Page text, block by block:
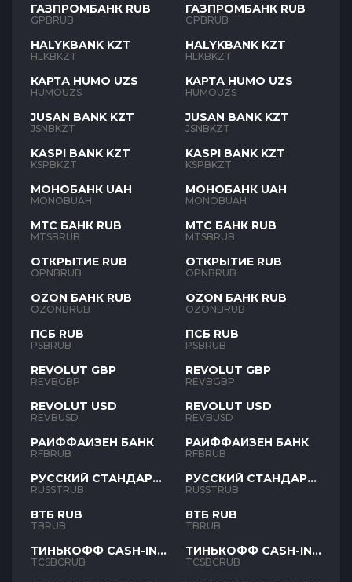
ГАЗПРОМБАНК RUB
GPBRUB
HALYKBANK KZT
HLKBKZT
КАРТА HUMO UZS
HUMOUZS
JUSAN BANK KZT
JSNBKZT
KASPI BANK KZT
KSPBKZT
МОНОБАНК UAH
MONOBUAH
МТС БАНК RUB
MTSBRUB
ОТКРЫТИЕ RUB
OPNBRUB
OZON БАНК RUB
OZONBRUB
ПСБ RUB
PSBRUB
REVOLUT GBP
REVBGBP
REVOLUT USD
REVBUSD
РАЙФФАЙЗЕН БАНК
RFBRUB
РУССКИЙ СТАНДАРТ
RUB
RUSSTRUB
ВТБ RUB
TBRUB
ТИНЬКОФФ CASH-IN
RUB
TCSBCRUB
ГАЗПРОМБАНК RUB
GPBRUB
HALYKBANK KZT
HLKBKZT
КАРТА HUMO UZS
HUMOUZS
JUSAN BANK KZT
JSNBKZT
KASPI BANK KZT
KSPBKZT
МОНОБАНК UAH
MONOBUAH
МТС БАНК RUB
MTSBRUB
ОТКРЫТИЕ RUB
OPNBRUB
OZON БАНК RUB
OZONBRUB
ПСБ RUB
PSBRUB
REVOLUT GBP
REVBGBP
REVOLUT USD
REVBUSD
РАЙФФАЙЗЕН БАНК
RFBRUB
РУССКИЙ СТАНДАРТ
RUB
RUSSTRUB
ВТБ RUB
TBRUB
ТИНЬКОФФ CASH-IN
RUB
TCSBCRUB